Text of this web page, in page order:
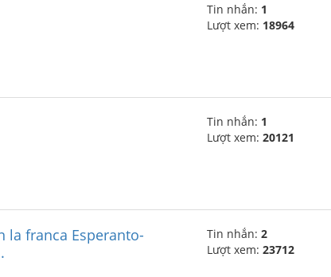
Tin nhắn: 1
Lượt xem: 18964
Tin nhắn: 1
Lượt xem: 20121
la franca Esperanto-
Tin nhắn: 2
Lượt xem: 23712